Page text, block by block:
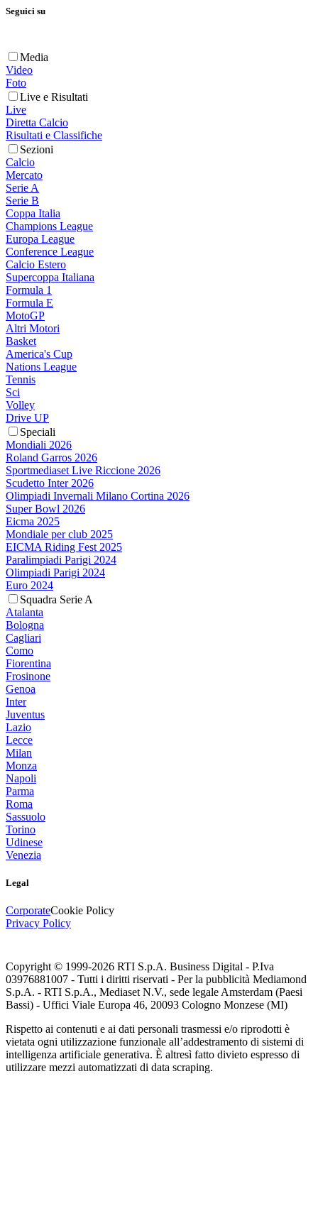
Seguici su
Media
Video
Foto
Live e Risultati
Live
Diretta Calcio
Risultati e Classifiche
Sezioni
Calcio
Mercato
Serie A
Serie B
Coppa Italia
Champions League
Europa League
Conference League
Calcio Estero
Supercoppa Italiana
Formula 1
Formula E
MotoGP
Altri Motori
Basket
America's Cup
Nations League
Tennis
Sci
Volley
Drive UP
Speciali
Mondiali 2026
Roland Garros 2026
Sportmediaset Live Riccione 2026
Scudetto Inter 2026
Olimpiadi Invernali Milano Cortina 2026
Super Bowl 2026
Eicma 2025
Mondiale per club 2025
EICMA Riding Fest 2025
Paralimpiadi Parigi 2024
Olimpiadi Parigi 2024
Euro 2024
Squadra Serie A
Atalanta
Bologna
Cagliari
Como
Fiorentina
Frosinone
Genoa
Inter
Juventus
Lazio
Lecce
Milan
Monza
Napoli
Parma
Roma
Sassuolo
Torino
Udinese
Venezia
Legal
CorporateCookie Policy
Privacy Policy
Copyright © 1999-2026 RTI S.p.A. Business Digital - P.Iva
03976881007 - Tutti i diritti riservati - Per la pubblicità Mediamond
S.p.A. - RTI S.p.A., Mediaset N.V., sede legale Amsterdam (Paesi
Bassi) - Uffici Viale Europa 46, 20093 Cologno Monzese (MI)
Rispetto ai contenuti e ai dati personali trasmessi e/o riprodotti è
vietata ogni utilizzazione funzionale all’addestramento di sistemi di
intelligenza artificiale generativa. È altresì fatto divieto espresso di
utilizzare mezzi automatizzati di data scraping.